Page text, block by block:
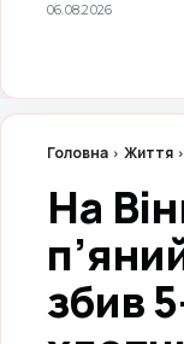
06.08.2026